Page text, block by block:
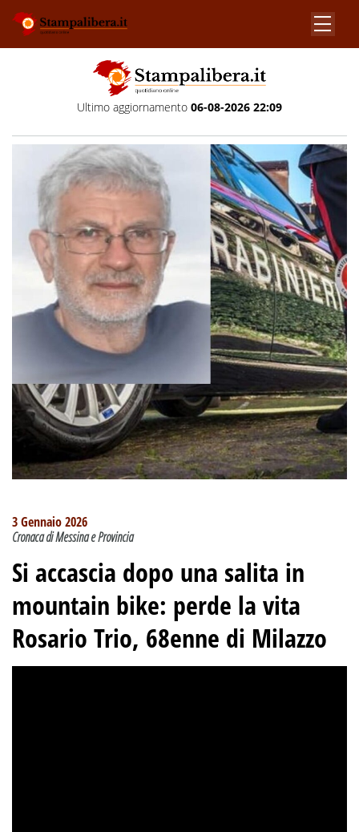
Ultimo aggiornamento 06-08-2026 22:09
3 Gennaio 2026
Cronaca di Messina e Provincia
Si accascia dopo una salita in
mountain bike: perde la vita
Rosario Trio, 68enne di Milazzo